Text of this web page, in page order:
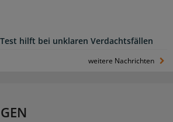
Test hilft bei unklaren Verdachtsfällen
weitere Nachrichten